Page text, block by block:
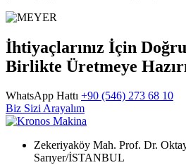
İhtiyaçlarınız İçin
Birlikte Üretmeye
WhatsApp Hattı +90 (546) 273 68 10
Biz Sizi Arayalım
Zekeriyaköy Mah. Prof. Dr.
Sarıyer/İSTANBUL